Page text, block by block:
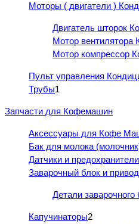
Моторы ( двигатели )
Двигатель шторок
Мотор вентилятора
Мотор компрессор
Пульт управления
Трубы1
Запчасти для Кофемашин
Аксессуары для Кофе
Бак для молока
Датчики и предохранители
Заварочный блок и привод
Детали заварочного
Капучинаторы2